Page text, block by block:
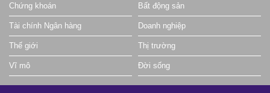
Chứng khoán Bất động sản
Tài chính Ngân hàng Doanh nghiệp
Thế giới Thị trường
Vĩ mô Đời sống